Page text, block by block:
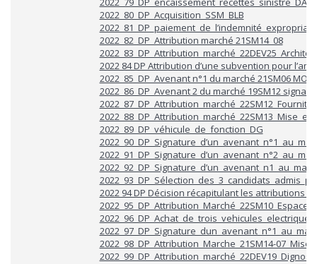
2022_80_DP_Acquisition_SSM_BLB
2022_82_DP_Attribution marché 21SM14_08
2022 84 DP Attribution d’une subvention pour
2022_85_DP_Avenant n°1 du marché 21SM06 MOE
2022_86_DP_Avenant 2 du marché 19SM12 s
2022_89_DP_véhicule_de_fonction_DG
2022 94 DP Décision récapitulant les attributions
2022_98_DP_Attribution_Marche_21SM14-